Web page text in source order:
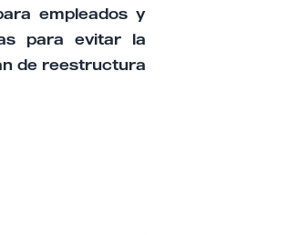
empleados y
para evitar la
de reestructura